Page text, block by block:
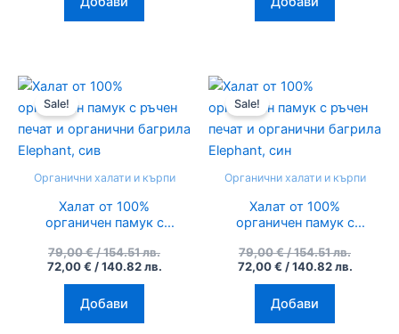
Sale!
Органични халати и кърпи
Халат от 100%
органичен памук с
органични багрила
Elephant, сив
79,00€/ 154.51 лв.
was:
79,00 €
/
72,00€ / 140.82 лв.
Текущата
е:
72,00 €
/
Добави
Sale!
Органични халати и кърпи
Халат от 100%
органичен памук с
органични багрила
Elephant, син
79,00€/ 154.51 лв.
was:
79,00 €
/
72,00€ / 140.82 лв.
е:
72,00 €
/
Добави